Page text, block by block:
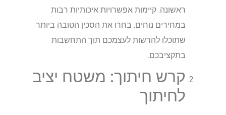
ראשונה. קיימות אפשרויות איכותיות רבות
במחירים נוחים. בחרו את הסכין הטובה ביותר
שתוכלו להרשות לעצמכם תוך התחשבות
בתקציבכם.
קרש חיתוך: משטח יציב
לחיתוך